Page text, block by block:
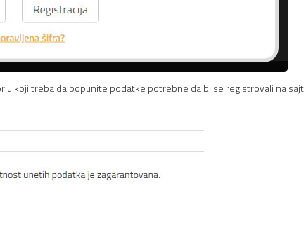
koji treba da popunite podatke potrebne da bi se registrovali na sajt.